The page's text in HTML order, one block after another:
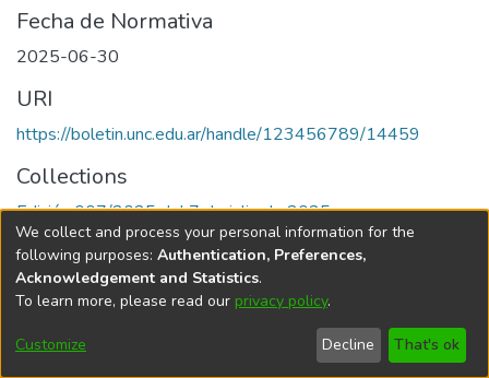
Fecha de Normativa
2025-06-30
URI
https://boletin.unc.edu.ar/handle/123456789/14459
Collections
Edición 007/2025 del 7 de julio de 2025
Universidad Nacional de Córdoba
We collect and process your personal information for the
following purposes: Authentication, Preferences,
Acknowledgement and Statistics.
To learn more, please read our privacy policy.
Customize Decline That's ok